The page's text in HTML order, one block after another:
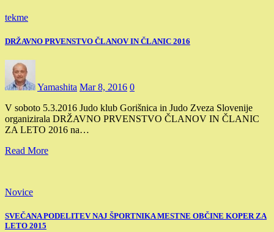
tekme
DRŽAVNO PRVENSTVO ČLANOV IN ČLANIC 2016
Yamashita Mar 8, 2016 0
V soboto 5.3.2016 Judo klub Gorišnica in Judo Zveza Slovenije
organizirala DRŽAVNO PRVENSTVO ČLANOV IN ČLANIC
ZA LETO 2016 na…
Read More
Novice
SVEČANA PODELITEV NAJ ŠPORTNIKA MESTNE OBČINE KOPER ZA
LETO 2015